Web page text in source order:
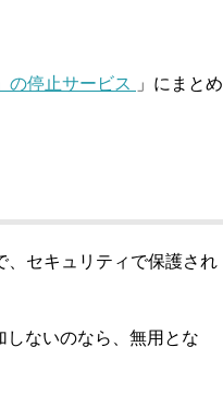
の停止サービス
」にまとめ
、セキュリティで保護され
しないのなら、無用とな